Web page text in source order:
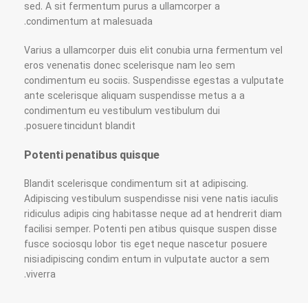
sed. A sit fermentum purus a ullamcorper a
condimentum at malesuada.
Varius a ullamcorper duis elit conubia urna fermentum vel
eros venenatis donec scelerisque nam leo sem
condimentum eu sociis. Suspendisse egestas a vulputate
ante scelerisque aliquam suspendisse metus a a
condimentum eu vestibulum vestibulum dui
posuere tincidunt blandit.
Potenti penatibus quisque
Blandit scelerisque condimentum sit at adipiscing.
Adipiscing vestibulum suspendisse nisi vene natis iaculis
ridiculus adipis cing habitasse neque ad at hendrerit diam
facilisi semper. Potenti pen atibus quisque suspen disse
fusce sociosqu lobor tis eget neque nascetur posuere
nisi adipiscing condim entum in vulputate auctor a sem
viverra.